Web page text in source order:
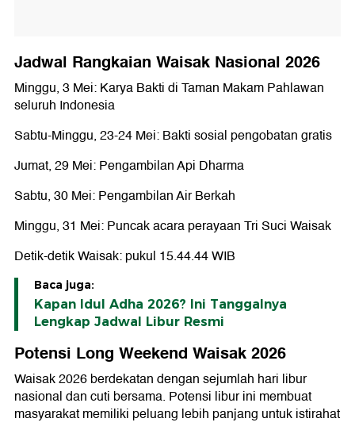
Jadwal Rangkaian Waisak Nasional 2026
Minggu, 3 Mei: Karya Bakti di Taman Makam Pahlawan
seluruh Indonesia
Sabtu-Minggu, 23-24 Mei: Bakti sosial pengobatan gratis
Jumat, 29 Mei: Pengambilan Api Dharma
Sabtu, 30 Mei: Pengambilan Air Berkah
Minggu, 31 Mei: Puncak acara perayaan Tri Suci Waisak
Detik-detik Waisak: pukul 15.44.44 WIB
Baca juga:
Kapan Idul Adha 2026? Ini Tanggalnya
Lengkap Jadwal Libur Resmi
Potensi Long Weekend Waisak 2026
Waisak 2026 berdekatan dengan sejumlah hari libur
nasional dan cuti bersama. Potensi libur ini membuat
masyarakat memiliki peluang lebih panjang untuk istirahat